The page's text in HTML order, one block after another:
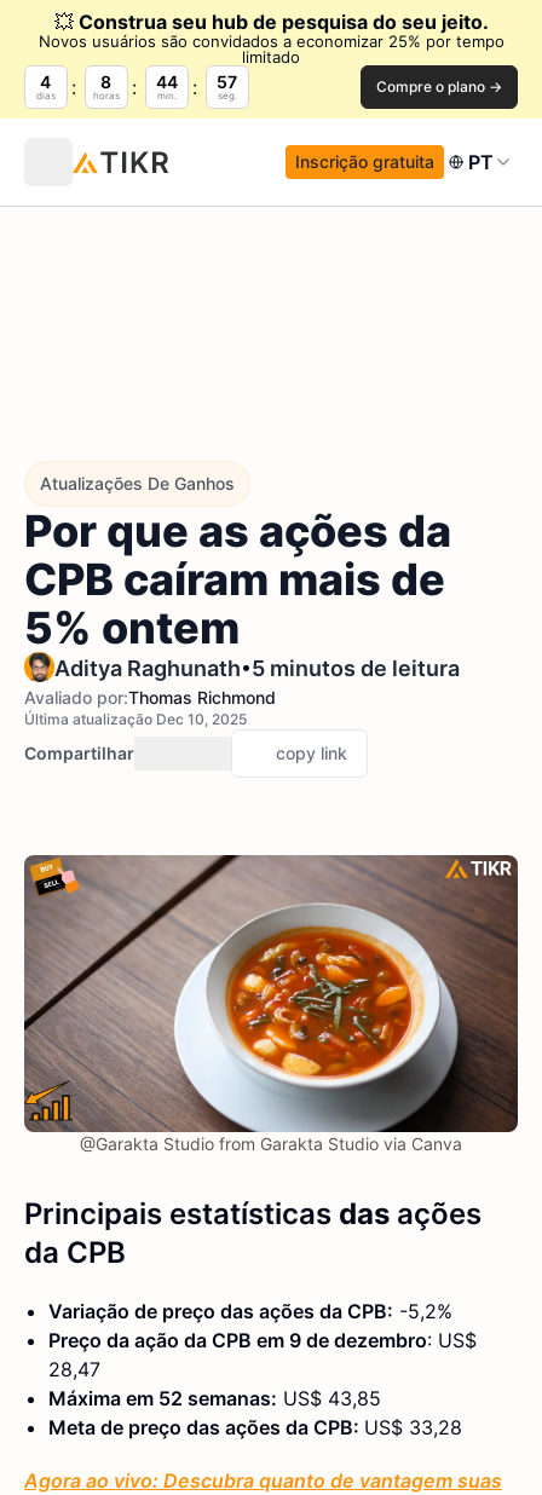
💥 Construa seu hub de pesquisa do seu jeito.
Novos usuários são convidados a economizar 25% por tempo
limitado
4
dias
8
horas
44
min.
56
seg. Compre o plano →
Inscrição gratuita PT
Atualizações De Ganhos
Por que as ações da
CPB caíram mais de
5% ontem
Aditya Raghunath•5 minutos de leitura
Avaliado por:Thomas Richmond
Última atualização Dec 10, 2025
Compartilhar copy link
@Garakta Studio from Garakta Studio via Canva
Principais estatísticas das ações
da CPB
Variação de preço das ações da CPB: -5,2%
Preço da ação da CPB em 9 de dezembro: US$
28,47
Máxima em 52 semanas: US$ 43,85
Meta de preço das ações da CPB: US$ 33,28
Agora ao vivo: Descubra quanto de vantagem suas